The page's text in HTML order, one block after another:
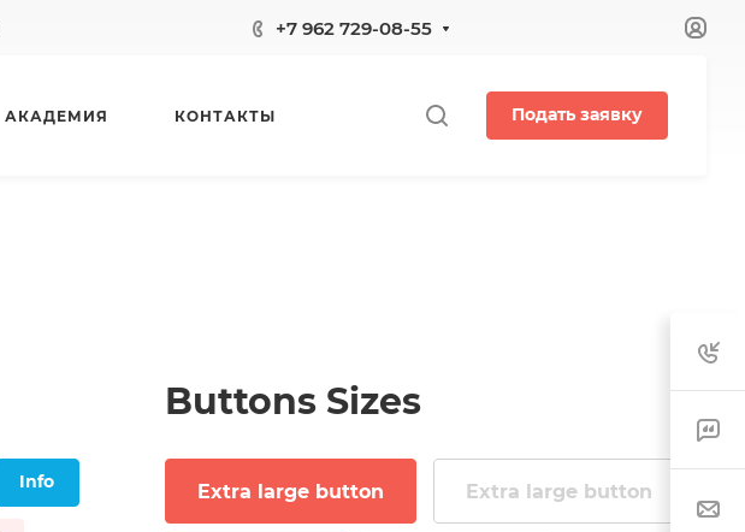
+7 962 729-08-55
АКАДЕМИЯ КОНТАКТЫ Подать заявку
Info
Buttons Sizes
Extra large button Extra large button